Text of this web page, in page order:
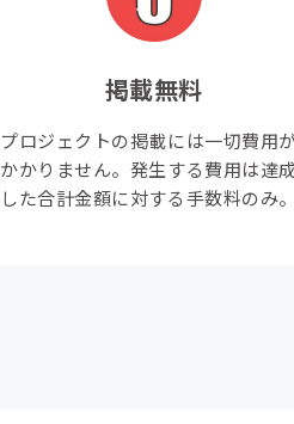
掲載無料
プロジェクトの掲載には一切費用
かかりません。発生する費用は達
した合計金額に対する手数料のみ